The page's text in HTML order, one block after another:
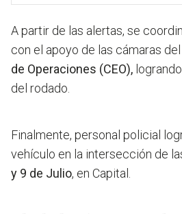
A partir de las alertas, se
con el apoyo de las cámaras del
de Operaciones (CEO),
del rodado.
Finalmente, personal policial
vehículo en la intersección de
y 9 de Julio, en Capital.